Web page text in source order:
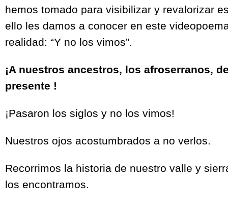
hemos tomado para visibilizar y revalorizar
ello les damos a conocer en este
realidad: “Y no los vimos”.
¡A nuestros ancestros, los afroserranos,
presente !
¡Pasaron los siglos y no los vimos!
Nuestros ojos acostumbrados a no verlos.
Recorrimos la historia de nuestro valle y
los encontramos.